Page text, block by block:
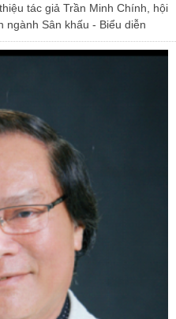
tác giả Trần Minh Chính, hội
ngành Sân khấu - Biểu diễn